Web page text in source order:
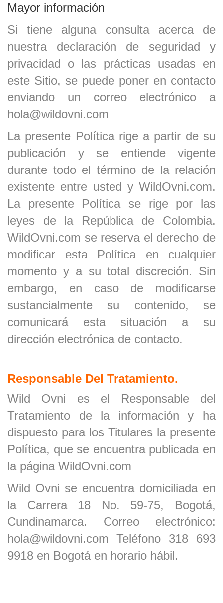
Mayor información
Si tiene alguna consulta acerca de
nuestra declaración de seguridad y
privacidad o las prácticas usadas en
este Sitio, se puede poner en contacto
enviando un correo electrónico a
hola@wildovni.com
La presente Política rige a partir de su
publicación y se entiende vigente
durante todo el término de la relación
existente entre usted y WildOvni.com.
La presente Política se rige por las
leyes de la República de Colombia.
WildOvni.com se reserva el derecho de
modificar esta Política en cualquier
momento y a su total discreción. Sin
embargo, en caso de modificarse
sustancialmente su contenido, se
comunicará esta situación a su
dirección electrónica de contacto.
Responsable Del Tratamiento.
Wild Ovni es el Responsable del
Tratamiento de la información y ha
dispuesto para los Titulares la presente
Política, que se encuentra publicada en
la página WildOvni.com
Wild Ovni se encuentra domiciliada en
la Carrera 18 No. 59-75, Bogotá,
Cundinamarca. Correo electrónico:
hola@wildovni.com Teléfono 318 693
9918 en Bogotá en horario hábil.